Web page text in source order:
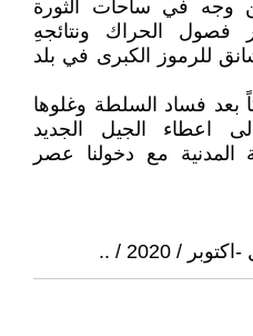
وجه في ساحات الثورة
فصول الحراك ونتائجهِ
للرموز الكبرى في بلد
فساد السلطة وغلوها
اعطاء الجيل الجديد
المدنية مع دخولنا عصر